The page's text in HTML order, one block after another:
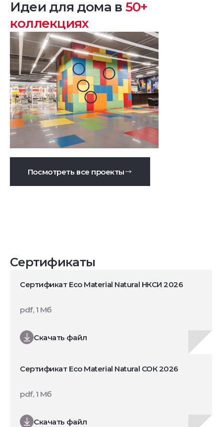
Идеи для дома в 50+
коллекциях
Посмотреть все проекты
Сертификаты
Сертификат Eco Material Natural НКСИ 2026
Скачать файл
pdf, 1 Мб
Сертификат Eco Material Natural СОК 2026
Скачать файл
pdf, 1 Мб